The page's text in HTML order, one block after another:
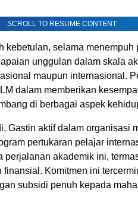
SCROLL TO RESUME CONTENT
kebetulan, selama menempuh
unggulan dalam skala
maupun internasional.
dalam memberikan
di berbagai aspek
Gastin aktif dalam organisasi
pertukaran pelajar
perjalanan akademik ini,
finansial. Komitmen ini
subsidi penuh kepada